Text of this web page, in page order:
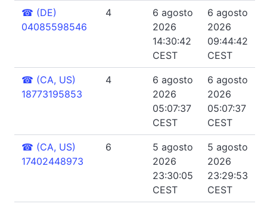
☎ (DE)
04085598546
4
6 agosto
2026
14:30:42
CEST
6 agosto
2026
09:44:42
CEST
☎ (CA, US)
18773195853
4
6 agosto
2026
05:07:37
CEST
6 agosto
2026
05:07:37
CEST
☎ (CA, US)
17402448973
6
5 agosto
2026
23:30:05
CEST
5 agosto
2026
23:29:53
CEST